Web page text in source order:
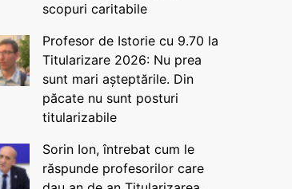
scopuri caritabile
Profesor de Istorie cu 9.70 la
Titularizare 2026: Nu prea
sunt mari așteptările. Din
păcate nu sunt posturi
titularizabile
Sorin Ion, întrebat cum le
răspunde profesorilor care